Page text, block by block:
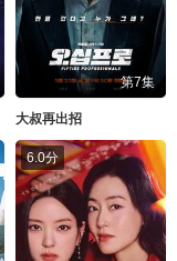
第7集
大叔再出招
6.0分